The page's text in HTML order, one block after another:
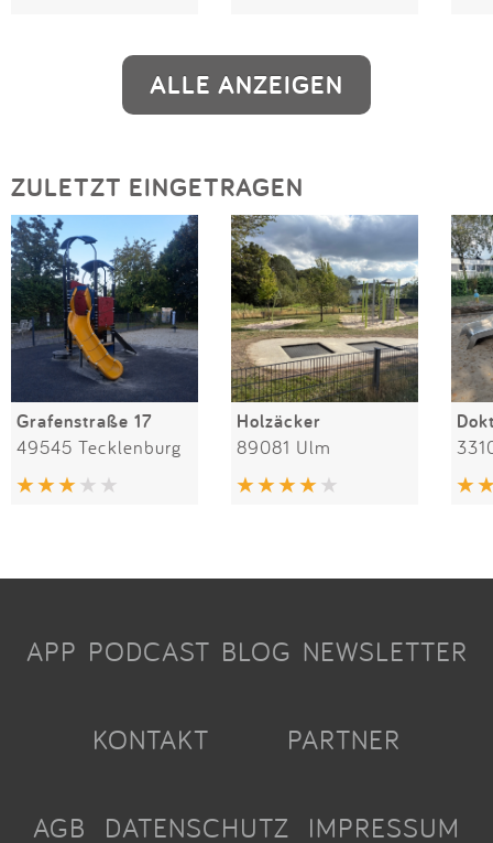
ALLE ANZEIGEN
ZULETZT EINGETRAGEN
Grafenstraße 17
49545 Tecklenburg
Holzäcker
89081 Ulm
APP PODCAST BLOG NEWSLETTER
KONTAKT PARTNER
AGB DATENSCHUTZ IMPRESSUM